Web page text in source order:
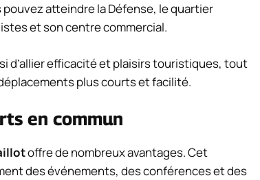
atteindre la Défense, le quartier
et son centre commercial.
d’allier efficacité et plaisirs touristiques, tout
plus courts et facilité.
en commun
offre de nombreux avantages. Cet
des événements, des conférences et des